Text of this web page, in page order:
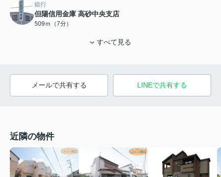
銀行
但陽信用金庫 高砂中央支店
509ｍ（7分）
すべて見る
メールで共有する LINEで共有する
近隣の物件